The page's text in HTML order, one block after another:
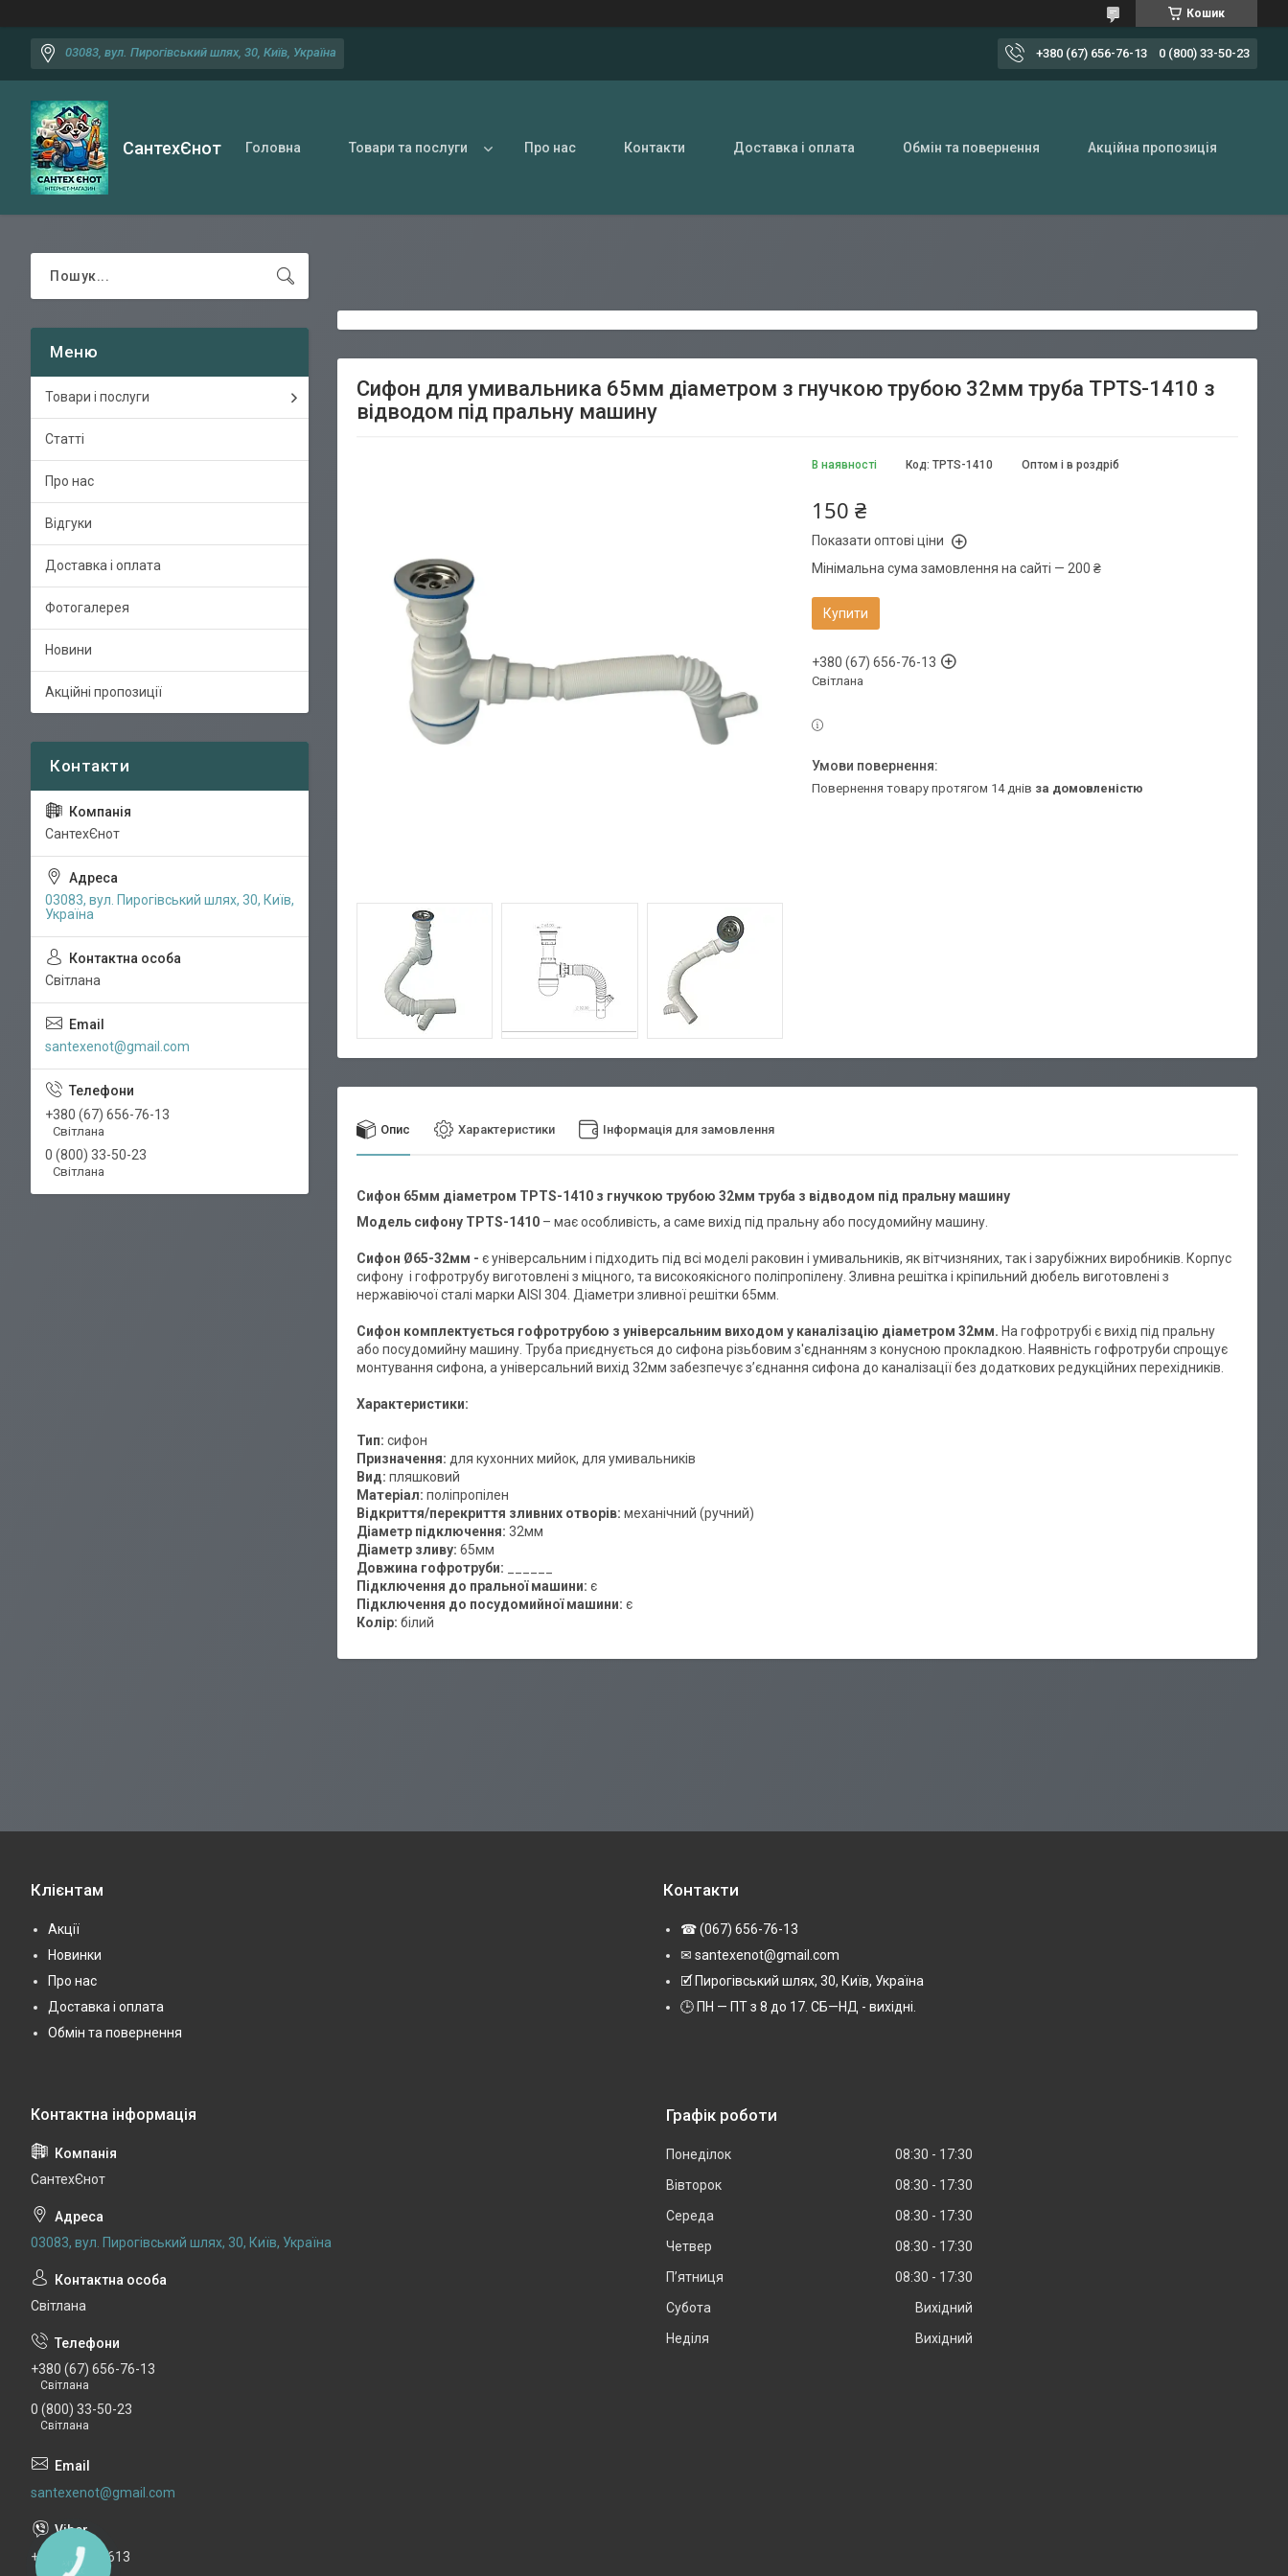
Кошик
03083, вул. Пирогівський шлях, 30, Київ, Україна +380 (67) 656-76-13 0 (800) 33-50-23
СантехЄнот Головна Товари та послуги Про нас Контакти Доставка і оплата Обмін та повернення Акційна пропозиція
Сифон для умивальника 65мм діаметром з гнучкою трубою 32мм труба TPTS-1410 з
відводом під пральну машину
В наявності Оптом і в роздріб
Код: TPTS-1410
150 ₴
Показати оптові ціни
Мінімальна сума замовлення на сайті — 200 ₴
Купити
+380 (67) 656-76-13
Світлана
повернення товару протягом 14 днів за домовленістю
Опис Характеристики Інформація для замовлення
Сифон 65мм діаметром TPTS-1410 з гнучкою трубою 32мм труба з відводом під пральну машину
Модель сифону TPTS-1410 – має особливість, а саме вихід під пральну або посудомийну машину.
Сифон Ø65-32мм - є універсальним і підходить під всі моделі раковин і умивальників, як вітчизняних, так і зарубіжних виробників. Корпус
сифону і гофротрубу виготовлені з міцного, та високоякісного поліпропілену. Зливна решітка і кріпильний дюбель виготовлені з
нержавіючої сталі марки AISI 304. Діаметри зливної решітки 65мм.
Сифон комплектується гофротрубою з універсальним виходом у каналізацію діаметром 32мм. На гофротрубі є вихід під пральну
або посудомийну машину. Труба приєднується до сифона різьбовим з'єднанням з конусною прокладкою. Наявність гофротруби спрощує
монтування сифона, а універсальний вихід 32мм забезпечує з’єднання сифона до каналізації без додаткових редукційних перехідників.
Характеристики:
Тип: сифон
Призначення: для кухонних мийок, для умивальників
Вид: пляшковий
Матеріал: поліпропілен
Відкриття/перекриття зливних отворів: механічний (ручний)
Діаметр підключення: 32мм
Діаметр зливу: 65мм
Довжина гофротруби:
Підключення до пральної машини: є
Підключення до посудомийної машини: є
Колір: білий
Товари і послуги
Статті
Про нас
Відгуки
Доставка і оплата
Фотогалерея
Новини
Акційні пропозиції
СантехЄнот
03083, вул. Пирогівський шлях, 30, Київ,
Україна
Світлана
santexenot@gmail.com
+380 (67) 656-76-13
Світлана
0 (800) 33-50-23
Світлана
Клієнтам
Акції
Новинки
Про нас
Доставка і оплата
Обмін та повернення
Контакти
☎ (067) 656-76-13
✉ santexenot@gmail.com
🗹 Пирогівський шлях, 30, Київ, Україна
🕒 ПН — ПТ з 8 до 17. СБ—НД - вихідні.
СантехЄнот
03083, вул. Пирогівський шлях, 30, Київ, Україна
Світлана
+380 (67) 656-76-13
Світлана
0 (800) 33-50-23
Світлана
santexenot@gmail.com
+380676567613
Графік роботи
Понеділок 08:30
17:30
Вівторок
08:30
17:30
Середа
08:30
17:30
Четвер
08:30
17:30
Пʼятниця
08:30
17:30
Субота
Вихідний
Неділя
Вихідний